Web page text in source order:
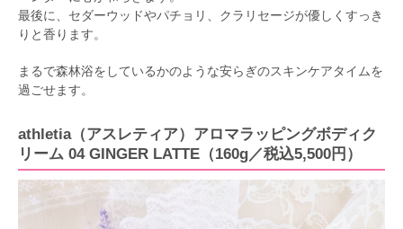
最後に、セダーウッドやパチョリ、クラリセージが優しくすっき
りと香ります。
まるで森林浴をしているかのような安らぎのスキンケアタイムを
過ごせます。
athletia（アスレティア）アロマラッピングボディク
リーム 04 GINGER LATTE（160g／税込5,500円）